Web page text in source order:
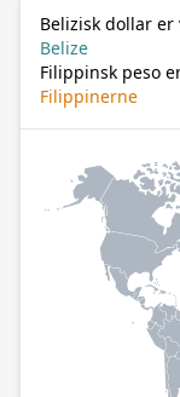
Belizisk dollar
Belize
Filippinsk peso
Filippinerne